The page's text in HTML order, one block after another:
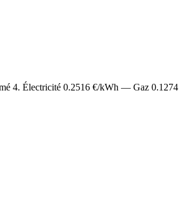
4. Électricité 0.2516 €/kWh — Gaz 0.1274